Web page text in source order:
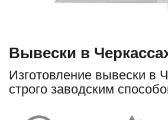
Вывески в
Изготовление вывески в
строго заводским